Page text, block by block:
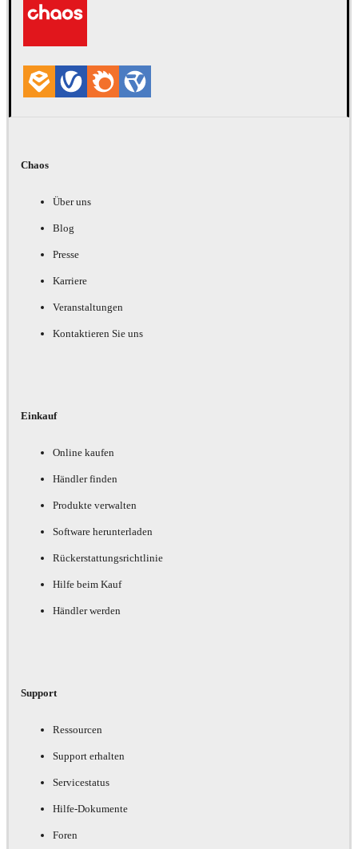
Chaos
Über uns
Blog
Presse
Karriere
Veranstaltungen
Kontaktieren Sie uns
Einkauf
Online kaufen
Händler finden
Produkte verwalten
Software herunterladen
Rückerstattungsrichtlinie
Hilfe beim Kauf
Händler werden
Support
Ressourcen
Support erhalten
Servicestatus
Hilfe-Dokumente
Foren